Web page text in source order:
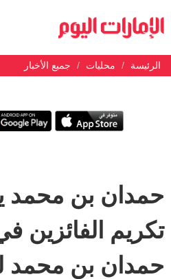
الرئيسة محليات جميع الأخبار
حمدان بن محمد
تكريم الفائزين
حمدان بن محمد